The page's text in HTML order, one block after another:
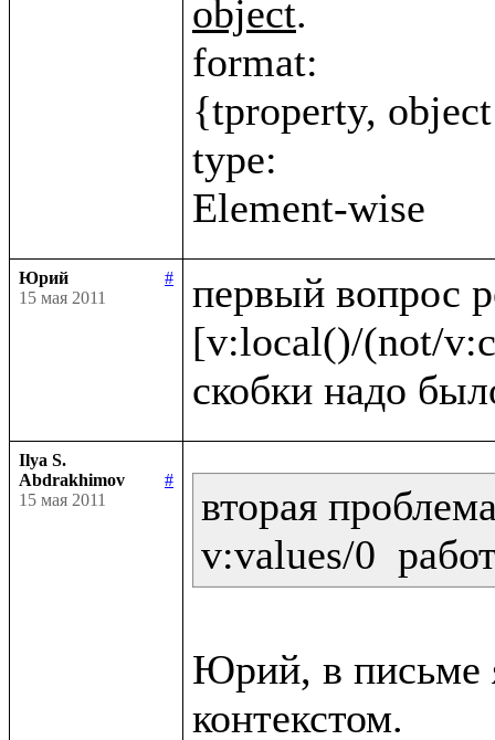
object.
format:
{tproperty,
type:
Юрий
#
15 мая 2011
первый вопрос
[v:local()/(not/
Ilya S.
Abdrakhimov
#
15 мая 2011
вторая
Юрий, в письме
контекстом.